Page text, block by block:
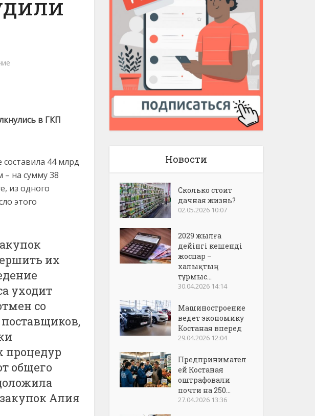
в ГКП
составила 44 млрд
– на сумму 38
из одного
этого
их
уходит
со
процедур
общего
Алия
Новости
Сколько стоит
дачная жизнь?
02.05.2026 10:07
2029 жылға
дейінгі кешенді
жоспар –
халықтың
тұрмыс...
30.04.2026 14:14
Машиностроение
ведет экономику
Костаная вперед
29.04.2026 12:04
Предпринимател
ей Костаная
оштрафовали
почти на 250...
27.04.2026 13:36